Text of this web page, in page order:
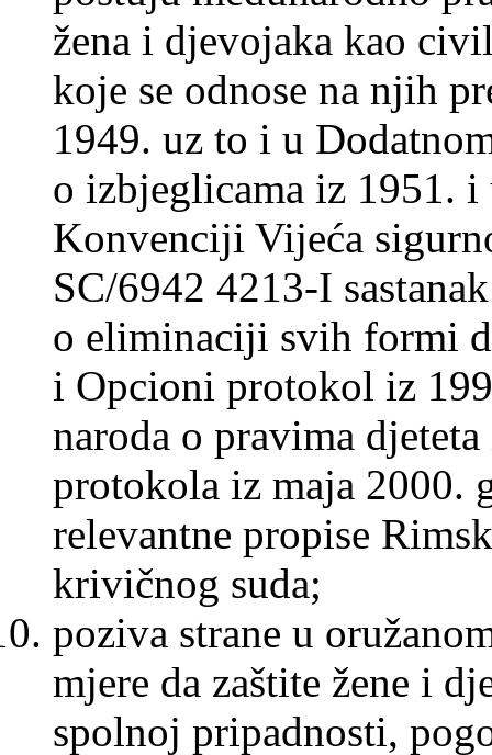
žena i djevojaka kao
koje se odnose na njih
1949. uz to i u
o izbjeglicama iz 1951.
Konvenciji Vijeća
SC/6942 4213-I
o eliminaciji svih formi
i Opcioni protokol iz
naroda o pravima
protokola iz maja 2000.
relevantne propise
krivičnog suda;
poziva strane u
mjere da zaštite žene i
spolnoj pripadnosti,